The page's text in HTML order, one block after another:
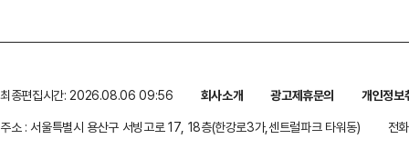
최종편집시간: 2026.08.06 09:56 회사소개 광고제휴문의
개인정보
주소 : 서울특별시 용산구 서빙고로 17, 18층(한강로3가,센트럴파크 타워동)
전